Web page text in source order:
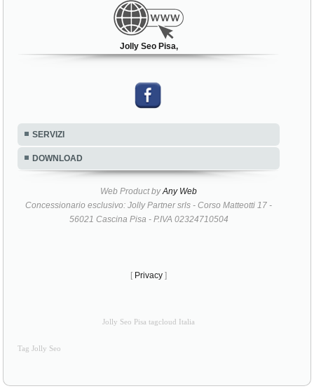
Jolly Seo Pisa,
SERVIZI
DOWNLOAD
Web Product byAny Web
Concessionario esclusivo: Jolly Partner srls - Corso Matteotti 17 -
56021 Cascina Pisa - P.IVA 02324710504
[ Privacy ]
Jolly Seo Pisa tagcloud Italia
Tag Jolly Seo